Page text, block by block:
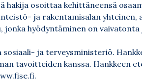
hakija osoittaa kehittäneensä
ja rakentamisalan
jonka hyödyntäminen on
ja terveysministeriö.
tavoitteiden kanssa. Hankkeen
.